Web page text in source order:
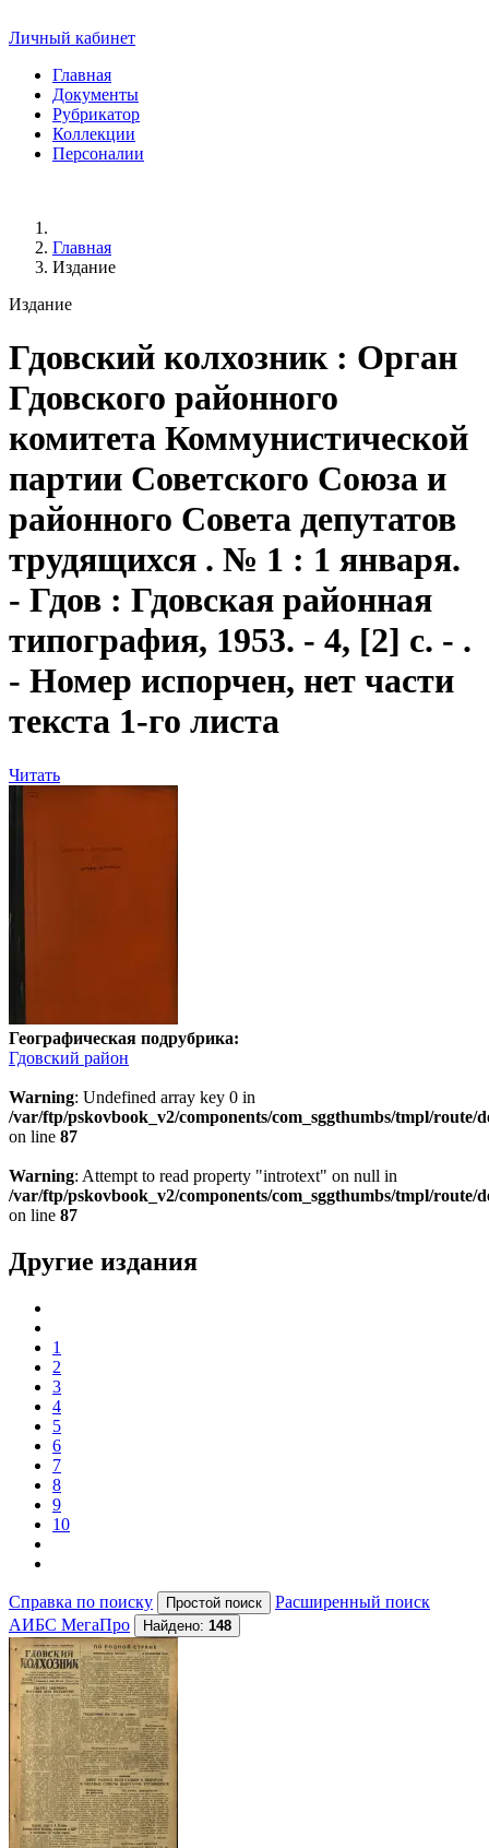
Личный кабинет
Главная
Документы
Рубрикатор
Коллекции
Персоналии
Главная
Издание
Издание
Гдовский колхозник: Орган
Гдовского районного
комитета Коммунистической
партии Советского Союза и
районного Совета депутатов
трудящихся . № 1 : 1 января.
- Гдов : Гдовская районная
типография, 1953. - 4, [2] с. - .
- Номер испорчен, нет части
текста 1-го листа
Читать
Географическая подрубрика:
Гдовский район
Warning: Undefined array key 0 in
/var/ftp/pskovbook_v2/components/com_sggthumbs/tmpl/route/
on line 87
Warning: Attempt to read property "introtext" on null in
/var/ftp/pskovbook_v2/components/com_sggthumbs/tmpl/route/
on line 87
Другие издания
1
2
3
4
5
6
7
8
9
10
Справка по поиску
Расширенный поиск
АИБС МегаПро
Найдено: 148